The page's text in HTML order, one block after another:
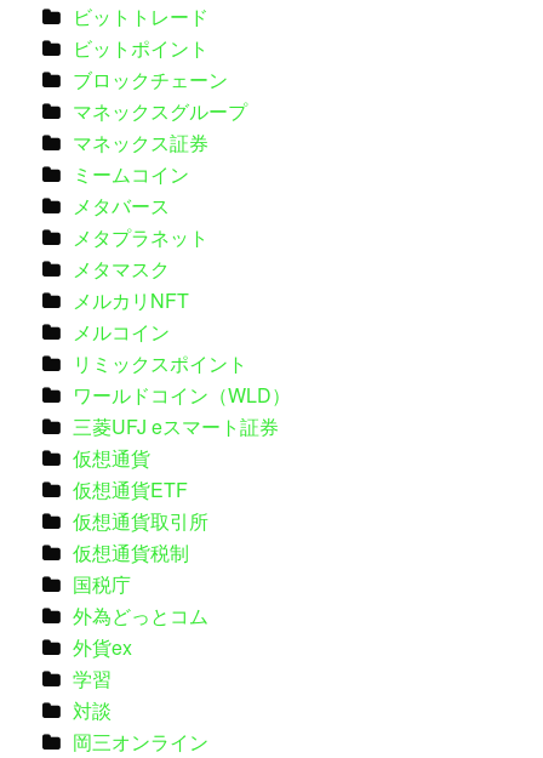
ビットトレード
ビットポイント
ブロックチェーン
マネックスグループ
マネックス証券
ミームコイン
メタバース
メタプラネット
メタマスク
メルカリNFT
メルコイン
リミックスポイント
ワールドコイン（WLD）
三菱UFJ eスマート証券
仮想通貨
仮想通貨ETF
仮想通貨取引所
仮想通貨税制
国税庁
外為どっとコム
外貨ex
学習
対談
岡三オンライン